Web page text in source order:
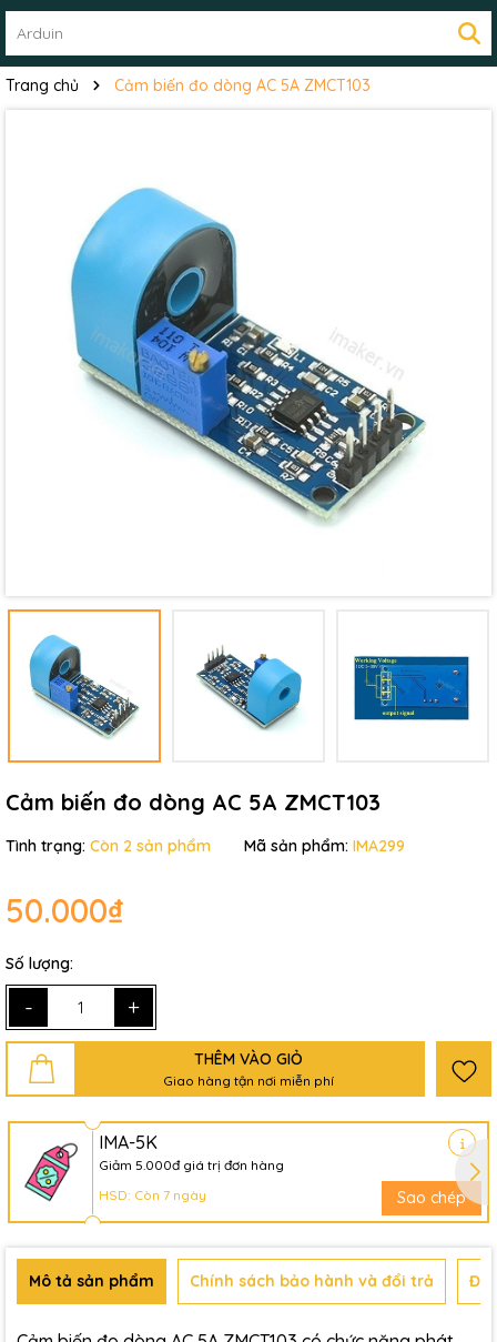
Trang chủ Cảm biến đo dòng AC 5A ZMCT103
Cảm biến đo dòng AC 5A ZMCT103
Tình trạng: Còn 2 sản phẩm Mã sản phẩm: IMA299
50.000₫
Số lượng:
- +
THÊM VÀO GIỎ
Giao hàng tận nơi miễn phí
IMA-5K
Giảm 5.000đ giá trị đơn hàng
HSD: Còn 7 ngày
Sao chép
Mô tả sản phẩm Chính sách bảo hành và đổi trả